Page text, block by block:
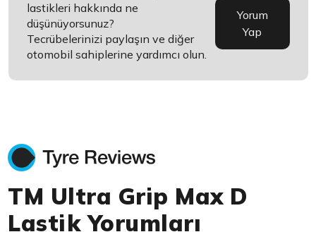
lastikleri hakkında ne
düşünüyorsunuz?
Tecrübelerinizi paylaşın ve diğer
otomobil sahiplerine yardımcı olun.
Yorum
Yap
TM Ultra Grip Max D
Lastik Yorumları